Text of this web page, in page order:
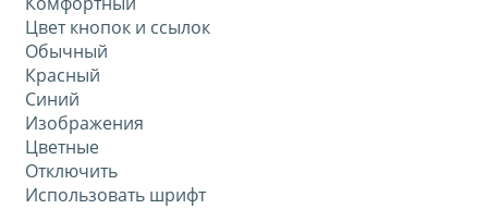
Цвет кнопок и ссылок
Обычный
Красный
Синий
Изображения
Цветные
Отключить
Использовать шрифт